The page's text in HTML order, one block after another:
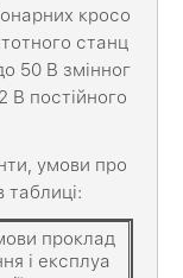
кросо
станц
50 В змінног
В постійного
умови про
таблиці:
проклад
і експлуа